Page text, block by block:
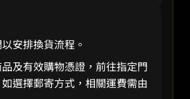
安排換貨流程。
及有效購物憑證，前往指定門
選擇郵寄方式，相關運費需由